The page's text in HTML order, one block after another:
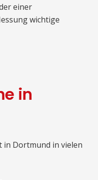
einer
wichtige
in
in Dortmund in vielen